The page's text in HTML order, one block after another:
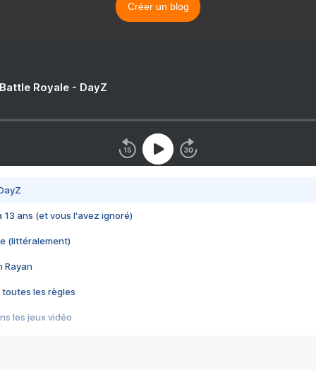
Créer un blog
Royale - DayZ
13 ans (et vous l'avez ignoré)
(littéralement)
Rayan
toutes les règles
les jeux vidéo